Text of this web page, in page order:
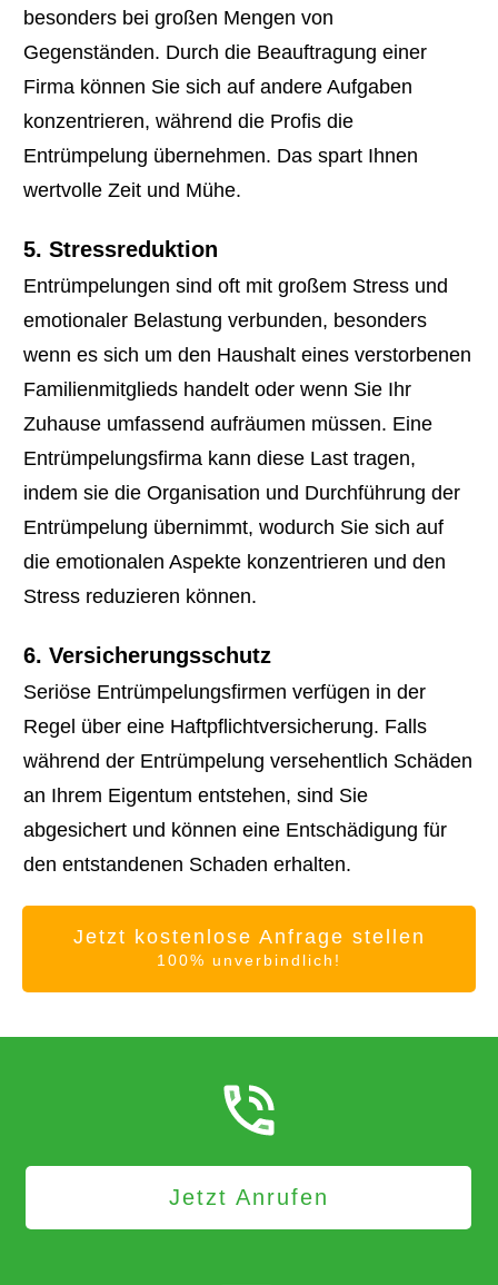
besonders bei großen Mengen von
Gegenständen. Durch die Beauftragung einer
Firma können Sie sich auf andere Aufgaben
konzentrieren, während die Profis die
Entrümpelung übernehmen. Das spart Ihnen
wertvolle Zeit und Mühe.
5. Stressreduktion
Entrümpelungen sind oft mit großem Stress und
emotionaler Belastung verbunden, besonders
wenn es sich um den Haushalt eines verstorbenen
Familienmitglieds handelt oder wenn Sie Ihr
Zuhause umfassend aufräumen müssen. Eine
Entrümpelungsfirma kann diese Last tragen,
indem sie die Organisation und Durchführung der
Entrümpelung übernimmt, wodurch Sie sich auf
die emotionalen Aspekte konzentrieren und den
Stress reduzieren können.
6. Versicherungsschutz
Seriöse Entrümpelungsfirmen verfügen in der
Regel über eine Haftpflichtversicherung. Falls
während der Entrümpelung versehentlich Schäden
an Ihrem Eigentum entstehen, sind Sie
abgesichert und können eine Entschädigung für
den entstandenen Schaden erhalten.
Jetzt kostenlose Anfrage stellen
100% unverbindlich!
Jetzt Anrufen